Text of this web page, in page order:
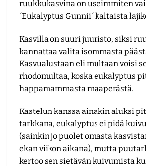
ruukkukasvina on useimmiten
´Eukalyptus Gunnii´ kaltaista
Kasvilla on suuri juuristo, siksi
kannattaa valita isommasta
Kasvualustaan eli multaan voisi
rhodomultaa, koska eukalyptus
happamammasta maaperästä.
Kastelun kanssa ainakin aluksi
tarkkana, eukalyptus ei pidä
(sainkin jo puolet omasta
ekan viikon aikana), mutta
kertoo sen sietävän kuivumista